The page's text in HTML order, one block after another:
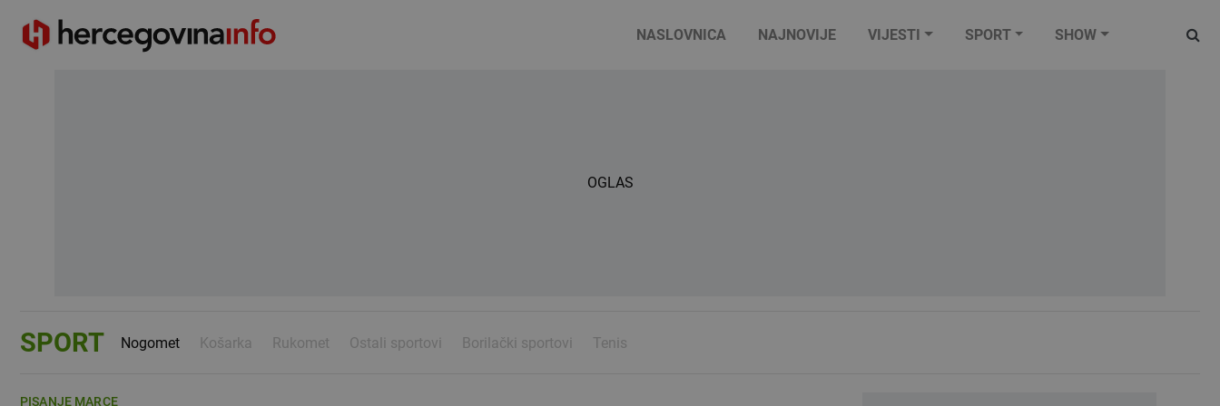
NASLOVNICA NAJNOVIJE VIJESTI SPORT SHOW
OGLAS
SPORT Nogomet Košarka Rukomet Ostali sportovi Borilački sportovi Tenis
PISANJE MARCE